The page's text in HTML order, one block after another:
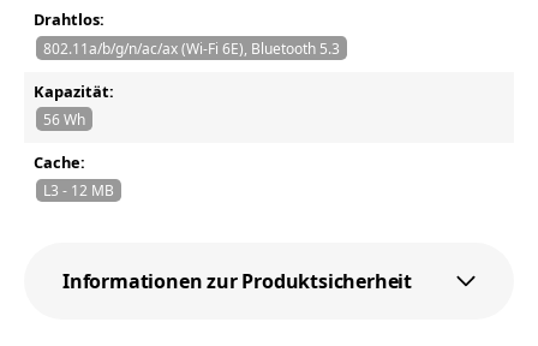
Drahtlos:
802.11a/b/g/n/ac/ax (Wi-Fi 6E), Bluetooth 5.3
Kapazität:
56 Wh
Cache:
L3 - 12 MB
Informationen zur Produktsicherheit